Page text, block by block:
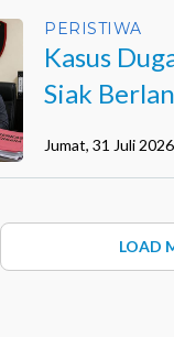
PERISTIWA
Kasus
Siak
Jumat, 31 Juli
LOAD